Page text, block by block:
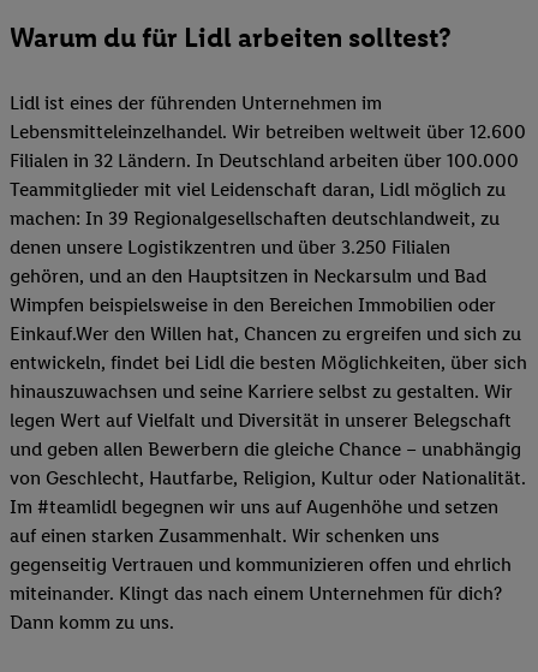
Warum du für Lidl arbeiten solltest?
Lidl ist eines der führenden Unternehmen im
Lebensmitteleinzelhandel. Wir betreiben weltweit über 12.600
Filialen in 32 Ländern. In Deutschland arbeiten über 100.000
Teammitglieder mit viel Leidenschaft daran, Lidl möglich zu
machen: In 39 Regionalgesellschaften deutschlandweit, zu
denen unsere Logistikzentren und über 3.250 Filialen
gehören, und an den Hauptsitzen in Neckarsulm und Bad
Wimpfen beispielsweise in den Bereichen Immobilien oder
Einkauf.Wer den Willen hat, Chancen zu ergreifen und sich zu
entwickeln, findet bei Lidl die besten Möglichkeiten, über sich
hinauszuwachsen und seine Karriere selbst zu gestalten. Wir
legen Wert auf Vielfalt und Diversität in unserer Belegschaft
und geben allen Bewerbern die gleiche Chance – unabhängig
von Geschlecht, Hautfarbe, Religion, Kultur oder Nationalität.
Im #teamlidl begegnen wir uns auf Augenhöhe und setzen
auf einen starken Zusammenhalt. Wir schenken uns
gegenseitig Vertrauen und kommunizieren offen und ehrlich
miteinander. Klingt das nach einem Unternehmen für dich?
Dann komm zu uns.​